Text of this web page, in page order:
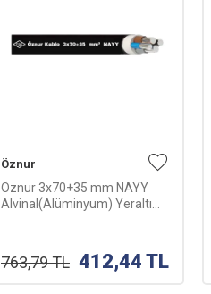
Öznur
Öznur 3x70+35 mm NAYY
Alvinal(Alüminyum) Yeraltı
763,79TL 412,44 TL